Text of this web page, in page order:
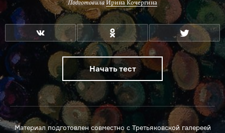
Подготовила Ирина Кочергина
Начать тест
Материал подготовлен совместно с Третьяковской галереей